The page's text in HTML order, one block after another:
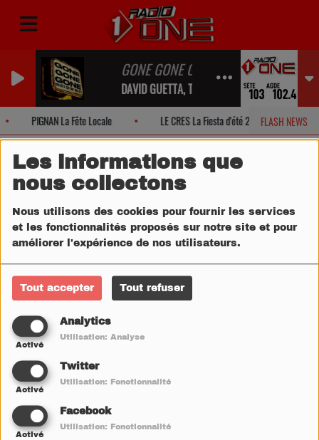
Les informations que
nous collectons
Nous utilisons des cookies pour fournir les services
et les fonctionnalités proposés sur notre site et pour
améliorer l'expérience de nos utilisateurs.
Tout accepter Tout refuser
Analytics
Activé
Utilisation: Analyse
Twitter
Activé
Utilisation: Fonctionnalité
Facebook
Activé
Utilisation: Fonctionnalité
GONE GONE GONE
DAVID GUETTA, TEDDY SWIMS, TONES AND I
FLASH NEWS
PIGNAN La Fête Locale LE CRES La Fiesta d'été 2026!